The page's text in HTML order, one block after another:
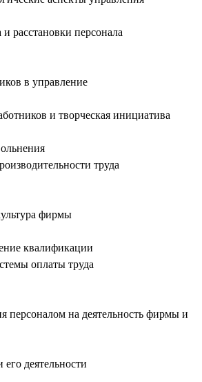
персонала
в управление
и творческая инициатива
труда
фирмы
квалификации
оплаты труда
персоналом на деятельность фирмы и
деятельности